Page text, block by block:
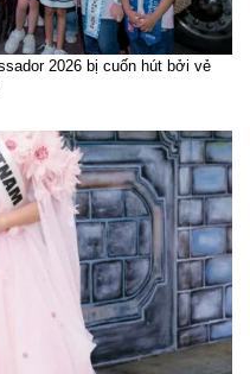
2026 bị cuốn hút bởi vẻ